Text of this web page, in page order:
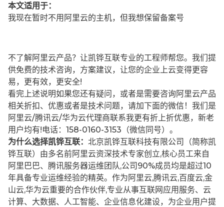
本文适用于：
我现在暂时不用阿里云的主机，但我想保留备案号
不了解阿里云产品？让凯铧互联专业的工程师帮您。我们提
供免费的技术咨询，方案建议，让您的企业上云变得更容
易，更有效，更安全!
看完上述说明如果您还有疑问，或者是需要咨询阿里云产品
相关折扣、优惠或者是技术问题，请加下面的微信！我们是
阿里云/腾讯云/华为云代理商联系我更有折上折优惠，新老
用户均有!电话：158-0160-3153（微信同号）。
为什么选择凯铧互联： 北京凯铧互联科技有限公司（简称凯
铧互联）由多名前阿里云资深技术专家创立,核心员工来自
阿里巴巴、腾讯服务器运维团队,公司90%成员均是超过10
年具备专业运维经验的精英。作为阿里云,腾讯云,百度云,金
山云,华为云重要的合作伙伴,专业从事互联网应用服务、云
计算、大数据、人工智能、企业信息化建设，为企业用户提